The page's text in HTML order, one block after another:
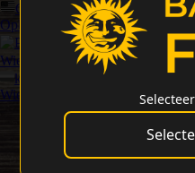
Cali Wietzaden
Hoog THC
Opbrengst Wietzaadjes
Precision
Wietsoorten
Hoge CBD
klassieke Amsterdamse
Wietsoorten